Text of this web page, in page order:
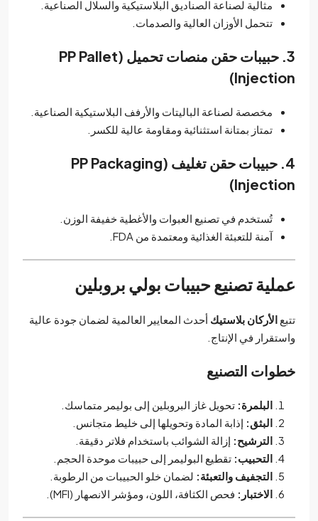
مثالية لصناعة الصناديق البلاستيكية والسلال الصناعية.
تتحمل الأوزان العالية والصدمات.
3. حبيبات حقن منصات تحميل (PP Pallet
Injection)
مخصصة لصناعة الباليتات والأرفف البلاستيكية الصناعية.
تمتاز بمتانة استثنائية ومقاومة عالية للكسر.
4. حبيبات حقن تغليف (PP Packaging
Injection)
تُستخدم في تصنيع العبوات والأغطية خفيفة الوزن.
آمنة للتعبئة الغذائية ومعتمدة من FDA.
عملية تصنيع حبيبات بولي بروبلين
تتبع الأركان بلاستيك أحدث المعايير العالمية لضمان جودة عالية
واستقرار في الإنتاج.
خطوات التصنيع
البلمرة: تحويل غاز البروبلين إلى بوليمر متماسك.
البثق: إذابة المادة وتحويلها إلى خليط متجانس.
الترشيح: إزالة الشوائب باستخدام فلاتر دقيقة.
التحبيب: تقطيع البوليمر إلى حبيبات موحدة الحجم.
التجفيف والتعبئة: لضمان خلو الحبيبات من الرطوبة.
الاختبار: فحص الكثافة، اللون، ومؤشر الانصهار (MFI).